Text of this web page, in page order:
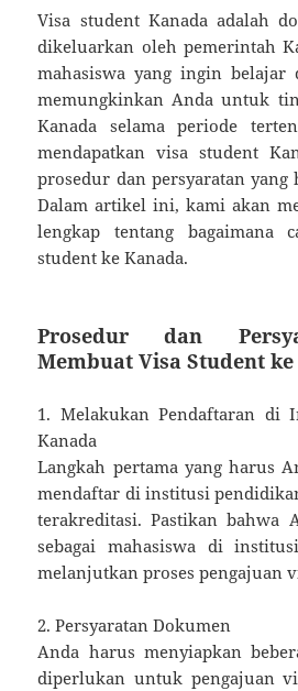
Visa student Kanada adalah
dikeluarkan oleh pemerintah
mahasiswa yang ingin belajar
memungkinkan Anda untuk
Kanada selama periode
mendapatkan visa student
prosedur dan persyaratan
Dalam artikel ini, kami akan
lengkap tentang bagaimana
student ke Kanada.
Prosedur dan
Membuat Visa Student
1. Melakukan Pendaftaran di
Kanada
Langkah pertama yang harus
mendaftar di institusi
terakreditasi. Pastikan bahwa
sebagai mahasiswa di
melanjutkan proses pengajuan
2. Persyaratan Dokumen
Anda harus menyiapkan
diperlukan untuk pengajuan